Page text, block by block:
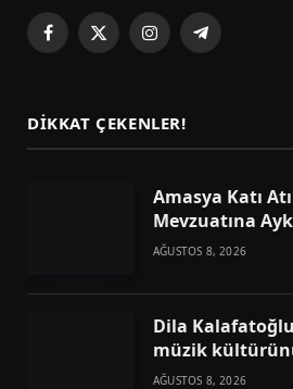
Facebook
X
InstagramTelegram
DIKKAT ÇEKENLER!
Amasya Katı
Mevzuatına
AĞUSTOS 8, 2026
Dila Kalafatoğlu
müzik
AĞUSTOS 8, 2026